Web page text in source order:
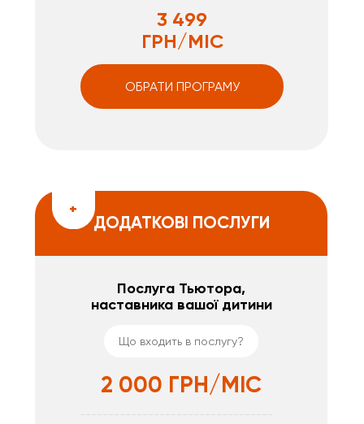
3 499
ГРН/МІС
ОБРАТИ ПРОГРАМУ
ДОДАТКОВІ ПОСЛУГИ
2 000 ГРН/МІС
Послуга Тьютора,
наставника вашої дитини
Що входить в послугу?
+